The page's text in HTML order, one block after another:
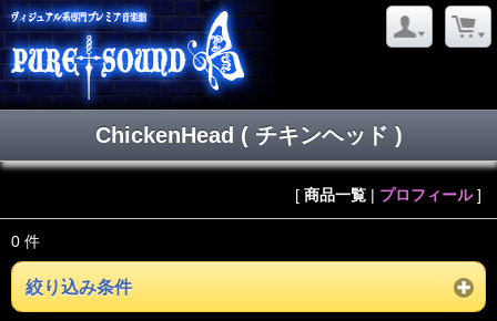
ChickenHead ( チキンヘッド )
[ 商品一覧 | プロフィール]
0 件
絞り込み条件